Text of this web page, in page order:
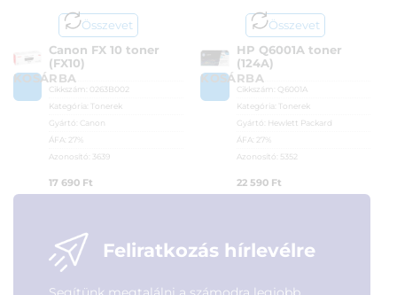
Összevet
KOSÁRBA
Canon FX 10 toner
(FX10)
Cikkszám: 0263B002
Kategória:
Tonerek
Gyártó: Canon
ÁFA: 27%
Azonosító: 3639
17 690 Ft
Összevet
KOSÁRBA
HP Q6001A toner
(124A)
Cikkszám: Q6001A
Kategória:
Tonerek
Gyártó: Hewlett Packard
ÁFA: 27%
Azonosító: 5352
22 590 Ft
Feliratkozás hírlevélre